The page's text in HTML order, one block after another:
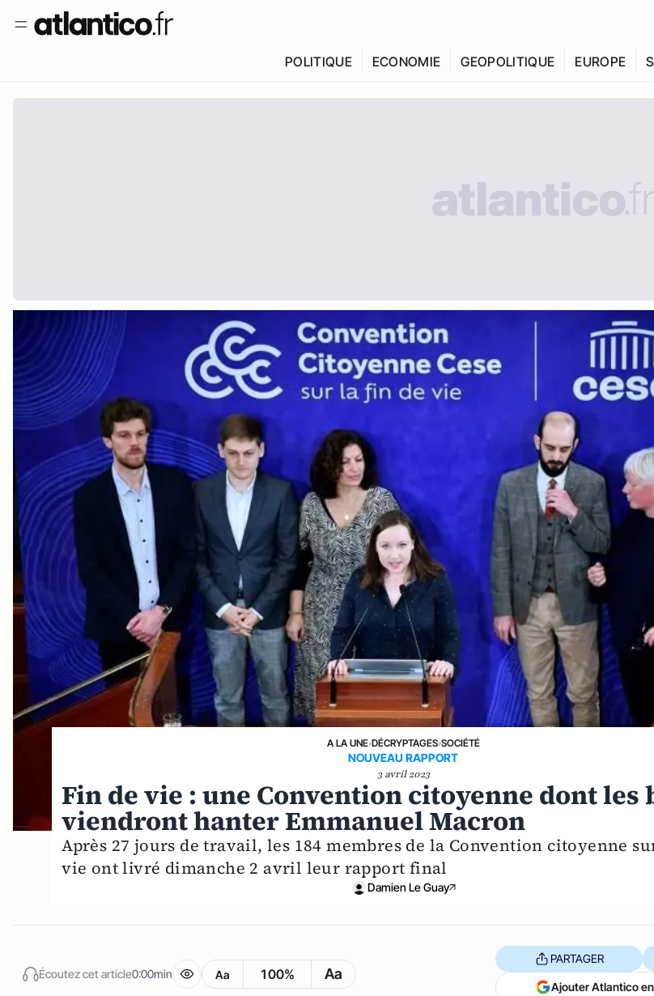
POLITIQUE ECONOMIE GEOPOLITIQUE EUROPE
A LA UNE›DÉCRYPTAGES›SOCIÉTÉ
NOUVEAU RAPPORT
3 avril 2023
Fin de vie : une Convention citoyenne dont les
viendront hanter Emmanuel Macron
Après 27 jours de travail, les 184 membres de la Convention citoyenne
vie ont livré dimanche 2 avril leur rapport final
Damien Le Guay
Écoutez cet article0:00min Aa 100% Aa
PARTAGER
Ajouter Atlantico